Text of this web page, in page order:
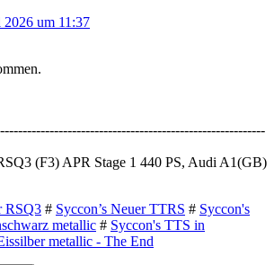
um 11:37
(F3) APR Stage 1 440 PS, Audi A1(GB)
RSQ3 # Syccon’s Neuer TTRS # Syccon's
metallic # Syccon's TTS in
metallic - The End